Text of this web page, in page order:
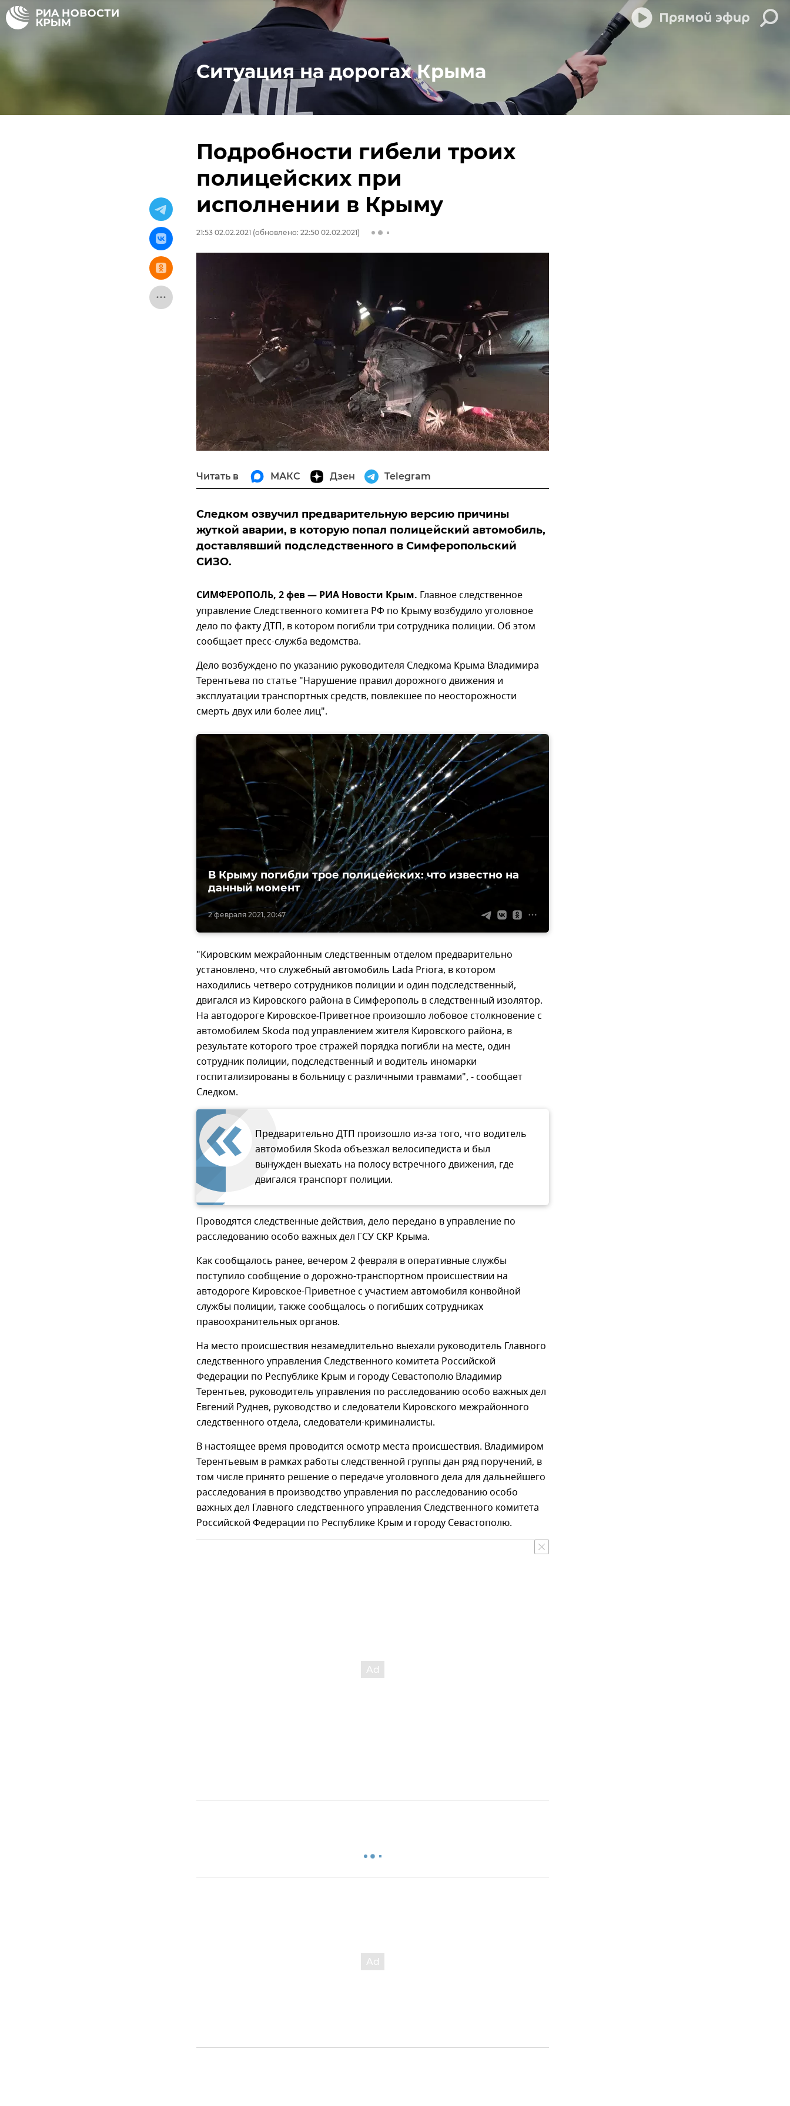
Ситуация на дорогах Крыма
Подробности гибели троих
полицейских при
исполнении в Крыму
21:53 02.02.2021 (обновлено: 22:50 02.02.2021)
Читать в МАКС Дзен Telegram
Следком озвучил предварительную версию причины
жуткой аварии, в которую попал полицейский автомобиль,
доставлявший подследственного в Симферопольский
СИЗО.
СИМФЕРОПОЛЬ, 2 фев — РИА Новости Крым. Главное следственное
управление Следственного комитета РФ по Крыму возбудило уголовное
дело по факту ДТП, в котором погибли три сотрудника полиции. Об этом
сообщает пресс-служба ведомства.
Дело возбуждено по указанию руководителя Следкома Крыма Владимира
Терентьева по статье "Нарушение правил дорожного движения и
эксплуатации транспортных средств, повлекшее по неосторожности
смерть двух или более лиц".
2 февраля 2021, 20:47
В Крыму погибли трое полицейских: что известно на
данный момент
"Кировским межрайонным следственным отделом предварительно
установлено, что служебный автомобиль Lada Priora, в котором
находились четверо сотрудников полиции и один подследственный,
двигался из Кировского района в Симферополь в следственный изолятор.
На автодороге Кировское-Приветное произошло лобовое столкновение с
автомобилем Skoda под управлением жителя Кировского района, в
результате которого трое стражей порядка погибли на месте, один
сотрудник полиции, подследственный и водитель иномарки
госпитализированы в больницу с различными травмами", - сообщает
Следком.
Предварительно ДТП произошло из-за того, что водитель
автомобиля Skoda объезжал велосипедиста и был
вынужден выехать на полосу встречного движения, где
двигался транспорт полиции.
Проводятся следственные действия, дело передано в управление по
расследованию особо важных дел ГСУ СКР Крыма.
Как сообщалось ранее, вечером 2 февраля в оперативные службы
поступило сообщение о дорожно-транспортном происшествии на
автодороге Кировское-Приветное с участием автомобиля конвойной
службы полиции, также сообщалось о погибших сотрудниках
правоохранительных органов.
На место происшествия незамедлительно выехали руководитель Главного
следственного управления Следственного комитета Российской
Федерации по Республике Крым и городу Севастополю Владимир
Терентьев, руководитель управления по расследованию особо важных дел
Евгений Руднев, руководство и следователи Кировского межрайонного
следственного отдела, следователи-криминалисты.
В настоящее время проводится осмотр места происшествия. Владимиром
Терентьевым в рамках работы следственной группы дан ряд поручений, в
том числе принято решение о передаче уголовного дела для дальнейшего
расследования в производство управления по расследованию особо
важных дел Главного следственного управления Следственного комитета
Российской Федерации по Республике Крым и городу Севастополю.